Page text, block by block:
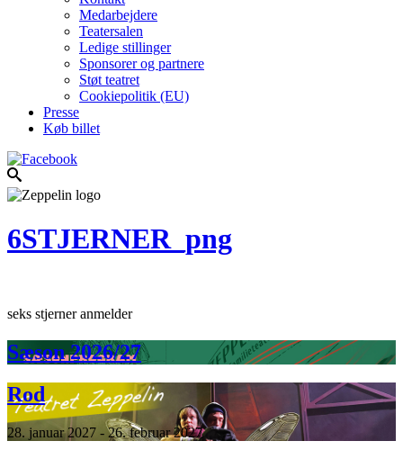
Medarbejdere
Teatersalen
Ledige stillinger
Sponsorer og partnere
Støt teatret
Cookiepolitik (EU)
Presse
Køb billet
6STJERNER_png
seks stjerner anmelder
Sæson 2026/27
Rod
28. januar 2027 - 26. februar 2027